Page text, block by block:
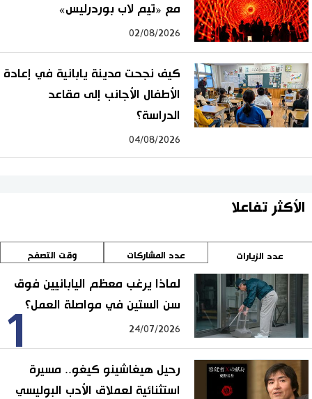
مع «تيم لاب بوردرليس»
02/08/2026
كيف نجحت مدينة يابانية في إعادة
الأطفال الأجانب إلى مقاعد
الدراسة؟
04/08/2026
الأكثر تفاعلا
عدد الزيارات عدد المشاركات وقت التصفح
1
لماذا يرغب معظم اليابانيين فوق
سن الستين في مواصلة العمل؟
24/07/2026
رحيل هيغاشينو كيغو.. مسيرة
استثنائية لعملاق الأدب البوليسي